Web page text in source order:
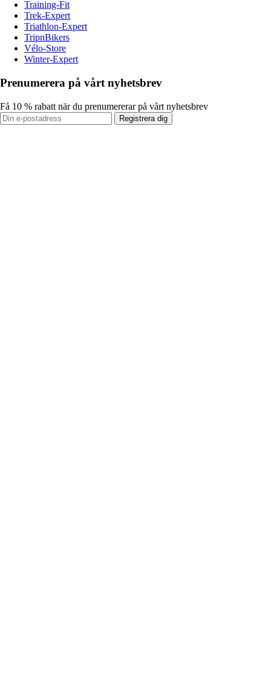
Training-Fit
Trek-Expert
Triathlon-Expert
TripnBikers
Vélo-Store
Winter-Expert
Prenumerera på vårt nyhetsbrev
Få 10 % rabatt när du prenumererar på vårt nyhetsbrev
Registrera dig